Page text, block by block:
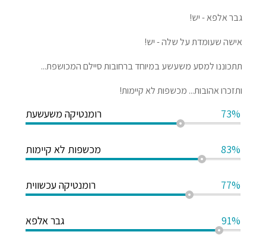
גבר אלפא - יש!
אישה שעומדת על שלה - יש!
תתכוננו למסע משעשע במיוחד ברחובות סיילם המכושפת...
ותזכרו אהובות... מכשפות לא קיימות!
רומנטיקה משעשעת 73%
מכשפות לא קיימות 83%
רומנטיקה עכשווית 77%
גבר אלפא 91%